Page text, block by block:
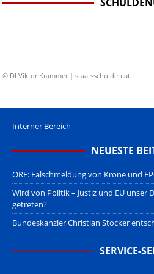
© DI Viktor Krammer | staatsschulden.at
Interner Bereich
NEUESTE
ORF: Falschmeldung von Krone und
Wird von Politik – Justiz und EU unser
getreten?
Bundeskanzler Christian Stocker
SERVICE-